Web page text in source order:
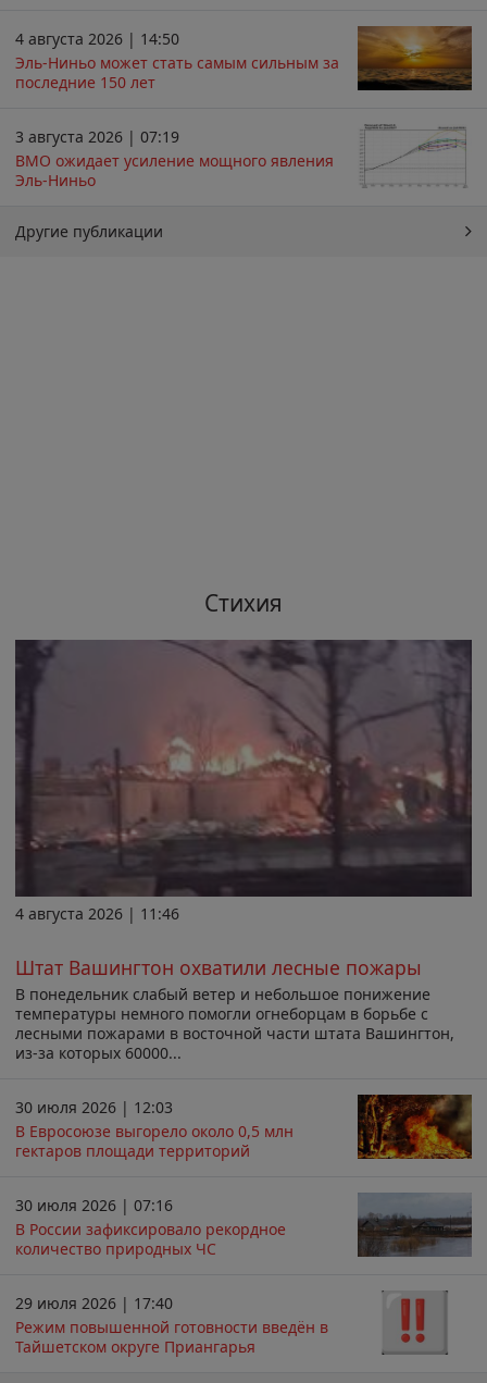
4 августа 2026 | 14:50
Эль-Ниньо может стать самым сильным за
последние 150 лет
3 августа 2026 | 07:19
ВМО ожидает усиление мощного явления
Эль-Ниньо
Другие публикации
Стихия
4 августа 2026 | 11:46
Штат Вашингтон охватили лесные пожары
В понедельник слабый ветер и небольшое понижение
температуры немного помогли огнеборцам в борьбе с
лесными пожарами в восточной части штата Вашингтон,
из-за которых 60000...
30 июля 2026 | 12:03
В Евросоюзе выгорело около 0,5 млн
гектаров площади территорий
30 июля 2026 | 07:16
В России зафиксировало рекордное
количество природных ЧС
29 июля 2026 | 17:40
Режим повышенной готовности введён в
Тайшетском округе Приангарья